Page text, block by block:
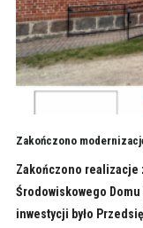
Zakończono
Zakończono realizacje
Środowiskowego Domu
inwestycji było